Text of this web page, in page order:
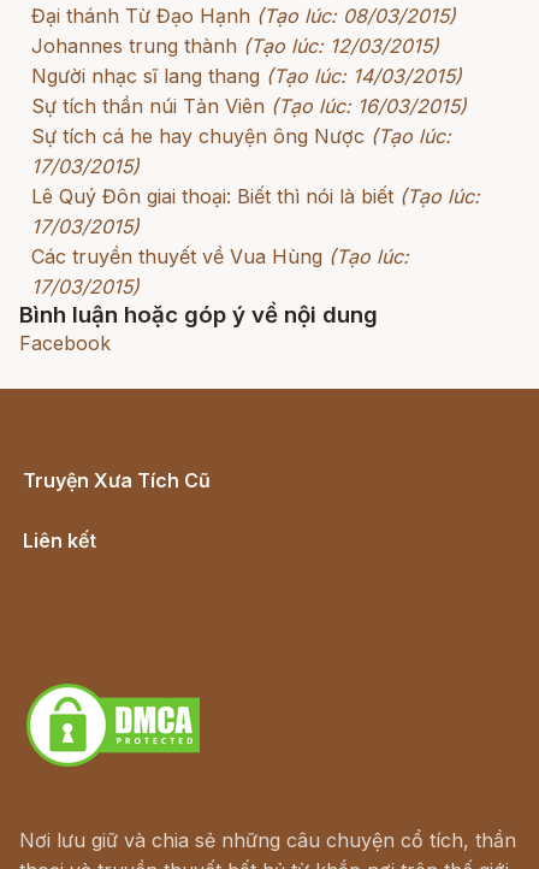
Đại thánh Từ Đạo Hạnh (Tạo lúc: 08/03/2015)
Johannes trung thành (Tạo lúc: 12/03/2015)
Người nhạc sĩ lang thang (Tạo lúc: 14/03/2015)
Sự tích thần núi Tản Viên (Tạo lúc: 16/03/2015)
Sự tích cá he hay chuyện ông Nược (Tạo lúc:
17/03/2015)
Lê Quý Đôn giai thoại: Biết thì nói là biết (Tạo lúc:
17/03/2015)
Các truyền thuyết về Vua Hùng (Tạo lúc:
17/03/2015)
Bình luận hoặc góp ý về nội dung
Facebook
Truyện Xưa Tích Cũ
Liên kết
Nơi lưu giữ và chia sẻ những câu chuyện cổ tích, thần